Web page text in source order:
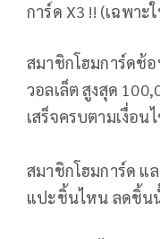
การ์ด X3 !! (เฉพาะ
สมาชิกโฮมการ์ดช้
วอลเล็ต สูงสุด
เสร็จครบตามเงื่อน
สมาชิกโฮมการ์ด แ
แปะชิ้นไหน ลดชิ้น